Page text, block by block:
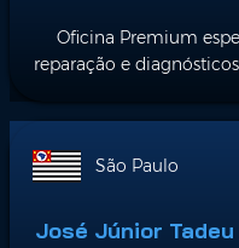
Oficina Premium
reparação e
São Paulo
José Júnior